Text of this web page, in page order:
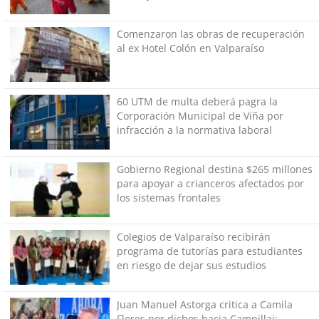
Comenzaron las obras de recuperación
al ex Hotel Colón en Valparaíso
60 UTM de multa deberá pagra la
Corporación Municipal de Viña por
infracción a la normativa laboral
Gobierno Regional destina $265 millones
para apoyar a crianceros afectados por
los sistemas frontales
Colegios de Valparaíso recibirán
programa de tutorías para estudiantes
en riesgo de dejar sus estudios
Juan Manuel Astorga critica a Camila